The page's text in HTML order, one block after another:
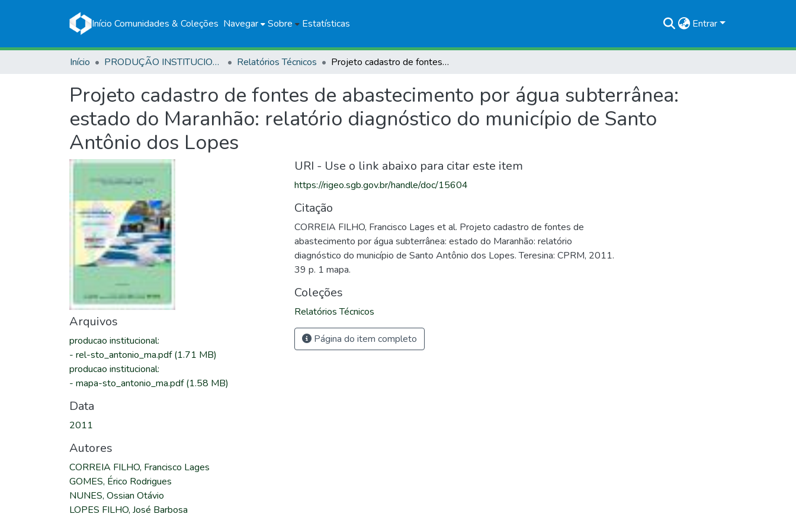
Início Comunidades & Coleções Navegar Sobre Estatísticas Entrar
Início PRODUÇÃO INSTITUCIONAL Relatórios Técnicos Projeto cadastro de fontes de abastecimento por água subterrânea: estado do Maranhão: relatório diagnóstico do município de Santo Antônio dos Lopes
Projeto cadastro de fontes de abastecimento por água subterrânea:
estado do Maranhão: relatório diagnóstico do município de Santo
Antônio dos Lopes
Arquivos
producao institucional:
- rel-sto_antonio_ma.pdf(1.71 MB)
producao institucional:
- mapa-sto_antonio_ma.pdf(1.58 MB)
Data
2011
Autores
CORREIA FILHO, Francisco Lages
GOMES, Érico Rodrigues
NUNES, Ossian Otávio
LOPES FILHO, José Barbosa
URI - Use o link abaixo para citar este item
https://rigeo.sgb.gov.br/handle/doc/15604
Citação
CORREIA FILHO, Francisco Lages et al. Projeto cadastro de fontes de
abastecimento por água subterrânea: estado do Maranhão: relatório
diagnóstico do município de Santo Antônio dos Lopes. Teresina: CPRM, 2011.
39 p. 1 mapa.
Coleções
Relatórios Técnicos
Página do item completo